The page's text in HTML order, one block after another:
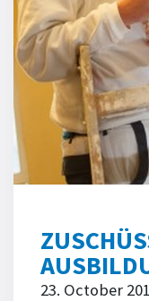
23. October